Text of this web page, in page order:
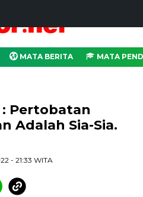
MATA BERITA MATA
Pertobatan
Adalah Sia-Sia.
- 21:33 WITA